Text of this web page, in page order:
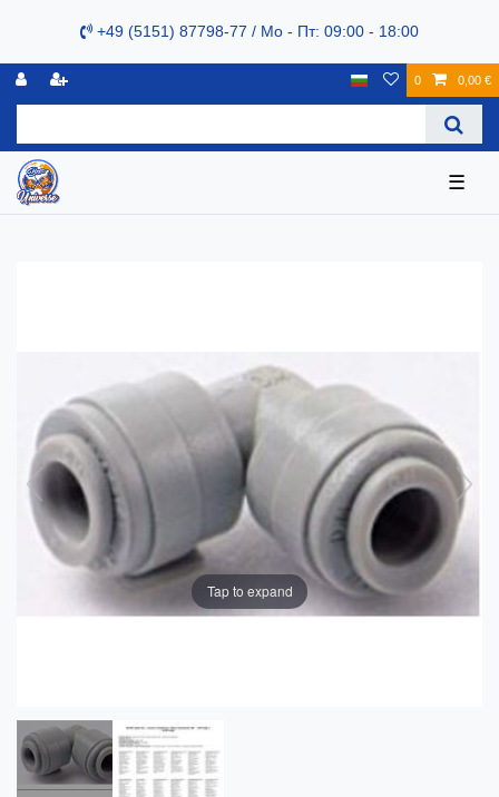
+49 (5151) 87798-77 / Mo - Пт: 09:00 - 18:00
0 0,00 €
☰
Tap to expand